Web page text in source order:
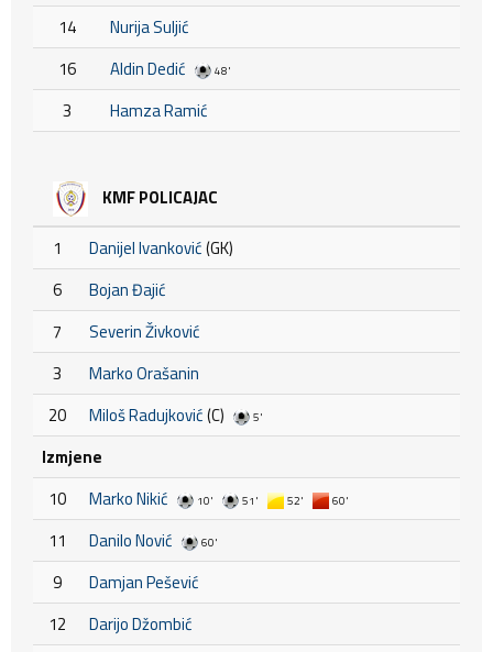
14
Nurija Suljić
16
Aldin Dedić 48'
3 Hamza Ramić
KMF POLICAJAC
1 Danijel Ivanković(GK)
6
Bojan Đajić
7
Severin Živković
3
Marko Orašanin
20
Miloš Radujković(C) 5'
Izmjene
10
Marko Nikić 10' 51' 52' 60'
11 Danilo Nović 60'
9
Damjan Pešević
12
Darijo Džombić